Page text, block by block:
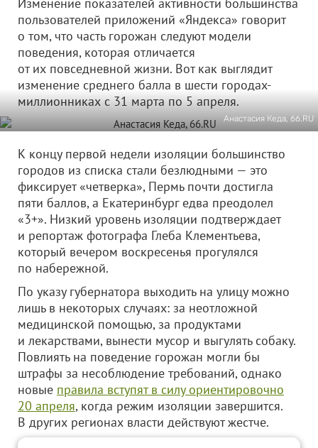
пользователей приложений «Яндекса» говорит
о том, что часть горожан следуют модели
поведения, которая отличается
от их повседневной жизни. Вот как выглядит
изменение среднего балла в шести городах-
миллионниках с 31 марта по 5 апреля.
Анастасия Кеда, 66.RU
К концу первой недели изоляции большинство
городов из списка стали безлюдными — это
фиксирует «четверка», Пермь почти достигла
пяти баллов, а Екатеринбург едва преодолел
«3+». Низкий уровень изоляции подтверждает
и репортаж фотографа Глеба Клементьева,
который вечером воскресенья прогулялся
по набережной.
По указу губернатора выходить на улицу можно
лишь в некоторых случаях: за неотложной
медицинской помощью, за продуктами
и лекарствами, вынести мусор и выгулять собаку.
Повлиять на поведение горожан могли бы
штрафы за несоблюдение требований, однако
новые правила вступят в силу ориентировочно
20 апреля, когда режим изоляции завершится.
В других регионах власти действуют жестче.